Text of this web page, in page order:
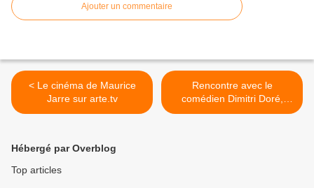
Ajouter un commentaire
< Le cinéma de Maurice
Jarre sur arte.tv
Rencontre avec le
comédien Dimitri Doré,
révélation du cinéma et du
Hébergé par Overblog
Top articles